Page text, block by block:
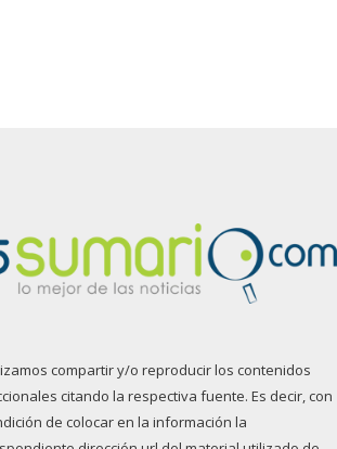
compartir y/o reproducir los contenidos
citando la respectiva fuente. Es decir, con
de colocar en la información la